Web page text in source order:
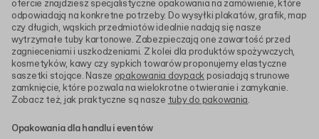
ofercie znajdziesz specjalistyczne opakowania na zamówienie, które
odpowiadają na konkretne potrzeby. Do wysyłki plakatów, grafik, map
czy długich, wąskich przedmiotów idealnie nadają się nasze
wytrzymałe tuby kartonowe. Zabezpieczają one zawartość przed
zagnieceniami i uszkodzeniami. Z kolei dla produktów spożywczych,
kosmetyków, kawy czy sypkich towarów proponujemy elastyczne
saszetki stojące. Nasze opakowania doypack posiadają strunowe
zamknięcie, które pozwala na wielokrotne otwieranie i zamykanie.
Zobacz też, jak praktyczne są nasze tuby do pakowania.
Opakowania dla handlu i eventów